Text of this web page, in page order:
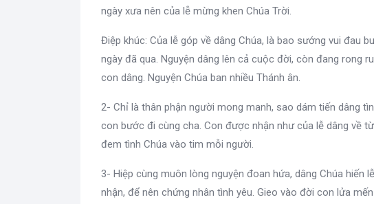
ngày xưa nên của lễ mừng khen Chúa Trời.
Điệp khúc: Của lễ góp về dâng Chúa, là bao sướng vui đau
ngày đã qua. Nguyện dâng lên cả cuộc đời, còn đang rong
con dâng. Nguyện Chúa ban nhiều Thánh ân.
2- Chỉ là thân phận người mong manh, sao dám tiến dâng
con bước đi cùng cha. Con được nhận như của lễ dâng về
đem tình Chúa vào tim mỗi người.
3- Hiệp cùng muôn lòng nguyện đoan hứa, dâng Chúa hiến
nhận, để nên chứng nhân tình yêu. Gieo vào đời con lửa